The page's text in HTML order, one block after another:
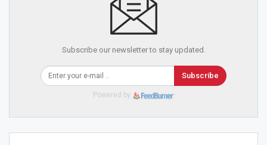
Subscribe our newsletter to stay updated.
Subscribe
Powered by